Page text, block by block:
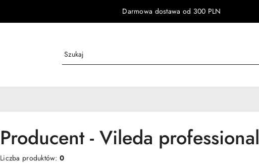
Darmowa dostawa od 300 PLN
Producent - Vileda professional
Liczba produktów:0